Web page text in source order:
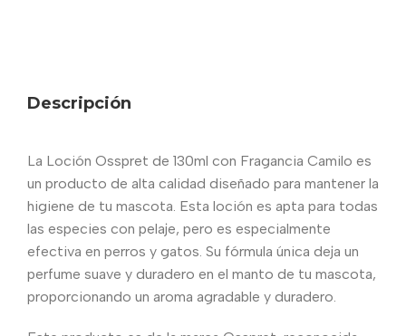
Descripción
La Loción Osspret de 130ml con Fragancia Camilo es
un producto de alta calidad diseñado para mantener la
higiene de tu mascota. Esta loción es apta para todas
las especies con pelaje, pero es especialmente
efectiva en perros y gatos. Su fórmula única deja un
perfume suave y duradero en el manto de tu mascota,
proporcionando un aroma agradable y duradero.